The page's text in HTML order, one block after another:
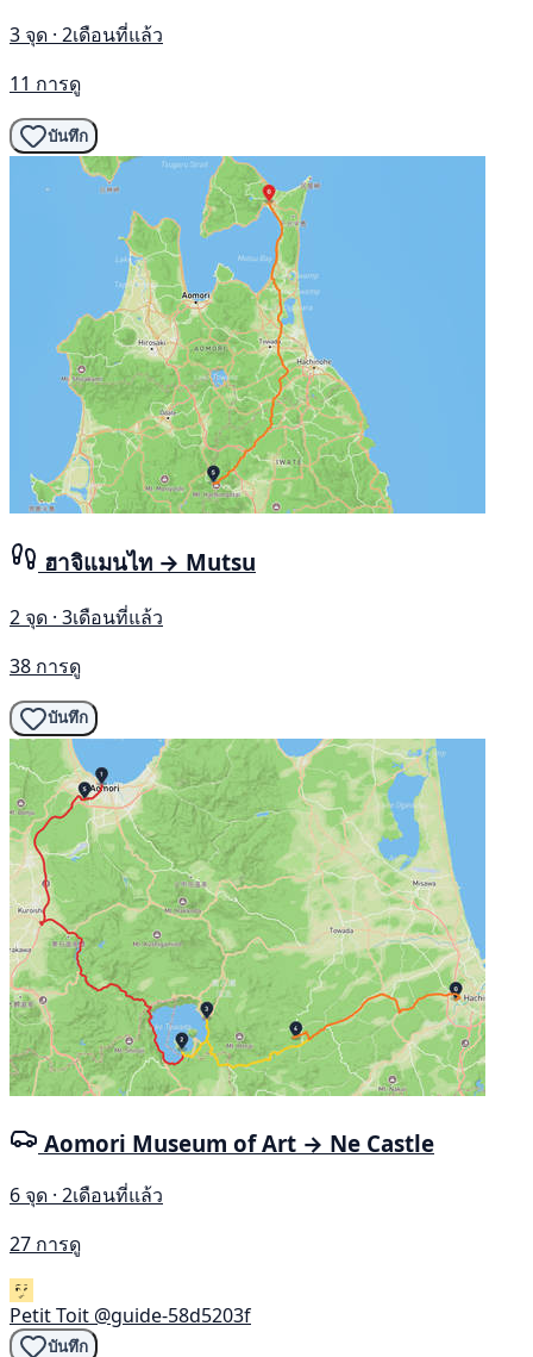
3 จุด · 2เดือนที่แล้ว
11 การดู
บันทึก
ฮาจิแมนไท → Mutsu
2 จุด · 3เดือนที่แล้ว
38 การดู
บันทึก
Aomori Museum of Art → Ne Castle
6 จุด · 2เดือนที่แล้ว
27 การดู
Petit Toit @guide-58d5203f
บันทึก